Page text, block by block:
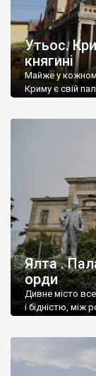
Утьос.
княгині
Майже у
Криму є свій
Ялта .
орди
Дивне місто
і бідністю, між